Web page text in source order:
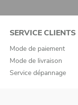
SERVICE CLIENTS
Mode de paiement
Mode de livraison
Service dépannage